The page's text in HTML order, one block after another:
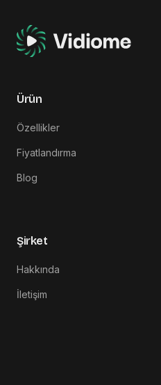
Ürün
Özellikler
Fiyatlandırma
Blog
Şirket
Hakkında
İletişim